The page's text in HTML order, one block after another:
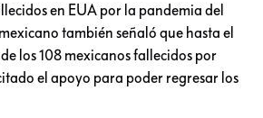
en EUA por la pandemia del
también señaló que hasta el
los 108 mexicanos fallecidos por
el apoyo para poder regresar los